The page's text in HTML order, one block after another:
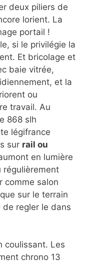
deux piliers de
lorient. La
portail !
si le privilégie la
Et bricolage et
baie vitrée,
et la
ou
travail. Au
868 slh
légifrance
sur rail ou
en lumière
régulièrement
comme salon
sur le terrain
regler le dans
coulissant. Les
chrono 13